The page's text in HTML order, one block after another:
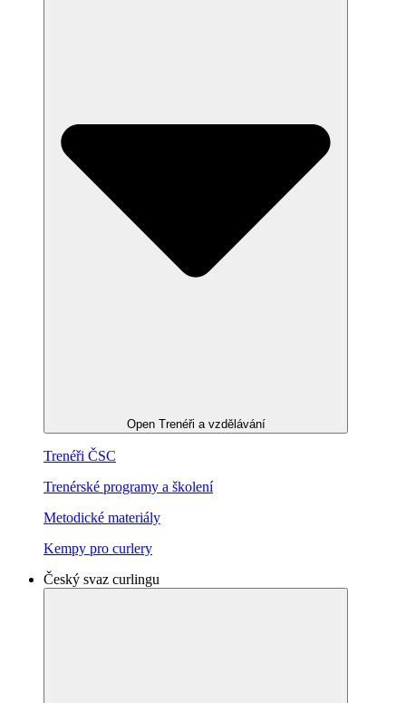
Open Trenéři a vzdělávání
Trenéři ČSC
Trenérské programy a školení
Metodické materiály
Kempy pro curlery
Český svaz curlingu